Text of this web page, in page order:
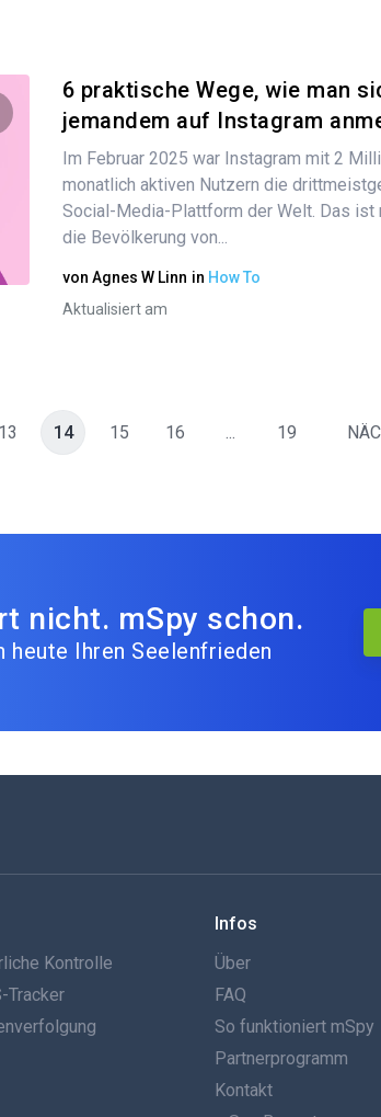
Diesen Artikel teilen
6 praktische Wege, wie man
jemandem auf Instagram
Im Februar 2025 war Instagram mit 2
monatlich aktiven Nutzern die
Social-Media-Plattform der Welt. Das ist
die Bevölkerung von...
von Agnes W Linn in How To
Aktualisiert am
13 14 15 16 ... 19
nicht. mSpy schon.
heute Ihren Seelenfrieden
Kontrolle
Tracker
Infos
Über
FAQ
So funktioniert mSpy
Partnerprogramm
Kontakt